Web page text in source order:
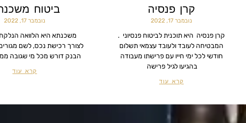
קרן פנסיה
נובמבר 17, 2022
קרן פנסיה היא תוכנית לביטוח פנסיוני .
המבטיחה לעובד ולעובד עצמאי תשלום
חודשי לכל ימי חייו עם פרישתו מעבודה
בהגיעו לגיל פרישה
קרא עוד
ביטוח
נובמבר 17, 2022
משכנתא היא הלוואה
לצורך רכישת נכס, לשם
הבנק דורש מכל מי שגובה
קרא עוד